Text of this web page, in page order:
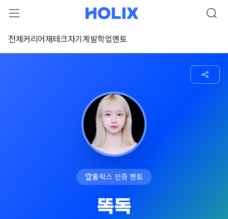
전체 커리어재테크자기계발학업멘토
🏆홀릭스 인증 멘토
똑독